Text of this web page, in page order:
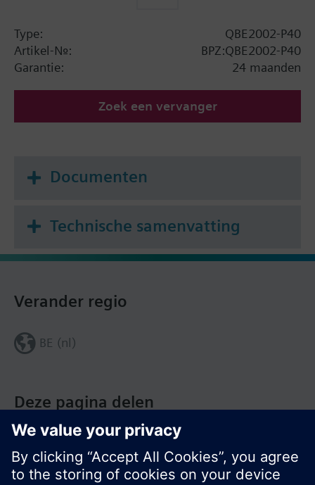
Type:
QBE2002-P40
Artikel-Nr.:
BPZ:QBE2002-P40
Garantie:
24 maanden
Zoek een vervanger
Documenten
Technische samenvatting
Deze pagina delen
Verander regio
BE (nl)